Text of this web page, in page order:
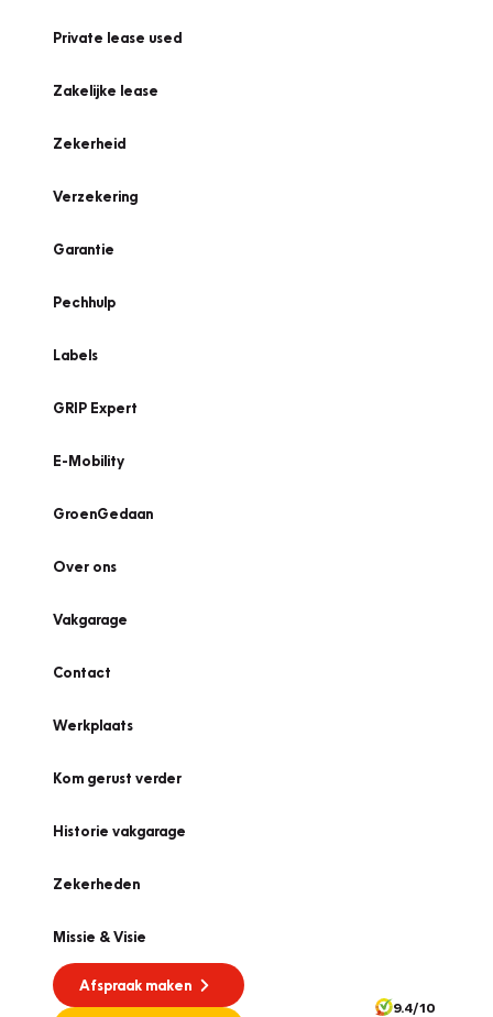
Private lease used
Zakelijke lease
Zekerheid
Verzekering
Garantie
Pechhulp
Labels
GRIP Expert
E-Mobility
GroenGedaan
Over ons
Vakgarage
Contact
Werkplaats
Kom gerust verder
Historie vakgarage
Zekerheden
Missie & Visie
Afspraak maken
9.4/10